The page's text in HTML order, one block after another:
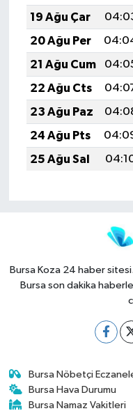
19 Ağu Çar
20 Ağu Per
21 Ağu Cum
22 Ağu Cts
23 Ağu Paz
24 Ağu Pts
25 Ağu Sal
Bursa Koza 24 haber
Bursa son dakika
Bursa Nöbetçi
Bursa Hava Durumu
Bursa Namaz Vakitleri